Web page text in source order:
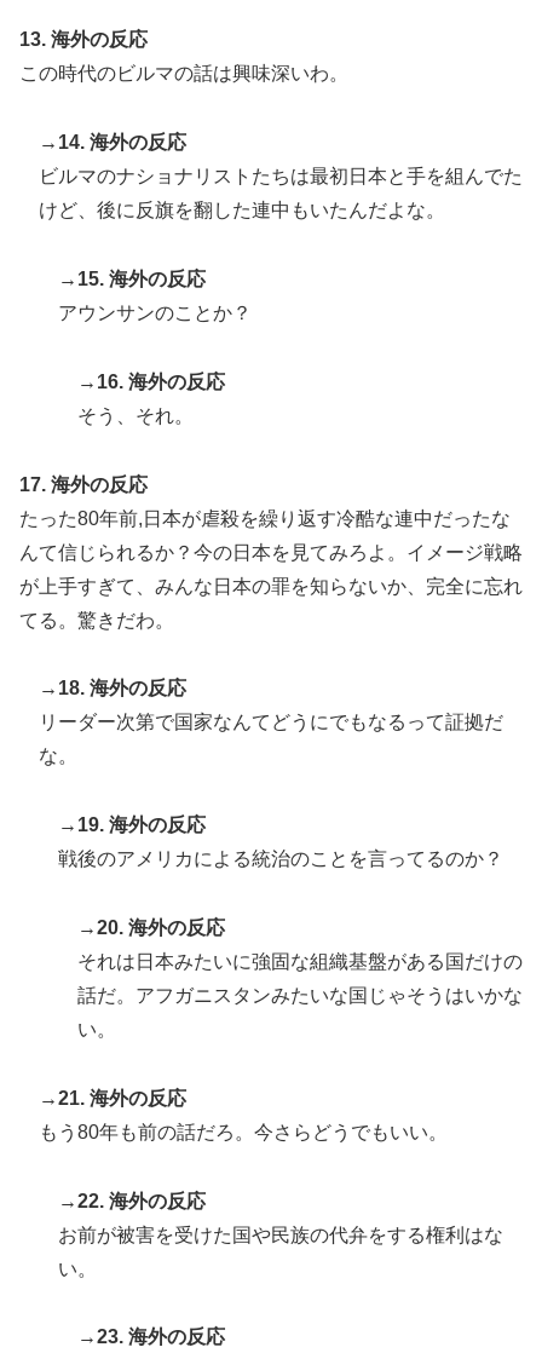
13. 海外の反応
この時代のビルマの話は興味深いわ。
→14. 海外の反応
ビルマのナショナリストたちは最初日本と手を組んでた
けど、後に反旗を翻した連中もいたんだよな。
→15. 海外の反応
アウンサンのことか？
→16. 海外の反応
そう、それ。
17. 海外の反応
たった80年前,日本が虐殺を繰り返す冷酷な連中だったな
んて信じられるか？今の日本を見てみろよ。イメージ戦略
が上手すぎて、みんな日本の罪を知らないか、完全に忘れ
てる。驚きだわ。
→18. 海外の反応
リーダー次第で国家なんてどうにでもなるって証拠だ
な。
→19. 海外の反応
戦後のアメリカによる統治のことを言ってるのか？
→20. 海外の反応
それは日本みたいに強固な組織基盤がある国だけの
話だ。アフガニスタンみたいな国じゃそうはいかな
い。
→21. 海外の反応
もう80年も前の話だろ。今さらどうでもいい。
→22. 海外の反応
お前が被害を受けた国や民族の代弁をする権利はな
い。
→23. 海外の反応